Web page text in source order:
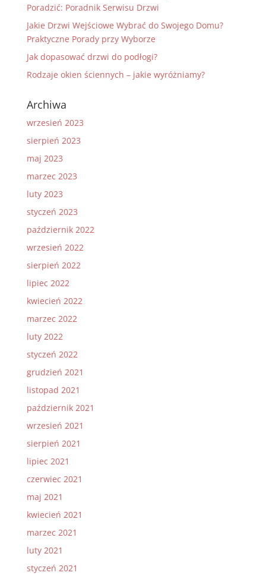
Poradzić: Poradnik Serwisu Drzwi
Jakie Drzwi Wejściowe Wybrać do Swojego Domu?
Praktyczne Porady przy Wyborze
Jak dopasować drzwi do podłogi?
Rodzaje okien ściennych – jakie wyróżniamy?
Archiwa
wrzesień 2023
sierpień 2023
maj 2023
marzec 2023
luty 2023
styczeń 2023
październik 2022
wrzesień 2022
sierpień 2022
lipiec 2022
kwiecień 2022
marzec 2022
luty 2022
styczeń 2022
grudzień 2021
listopad 2021
październik 2021
wrzesień 2021
sierpień 2021
lipiec 2021
czerwiec 2021
maj 2021
kwiecień 2021
marzec 2021
luty 2021
styczeń 2021